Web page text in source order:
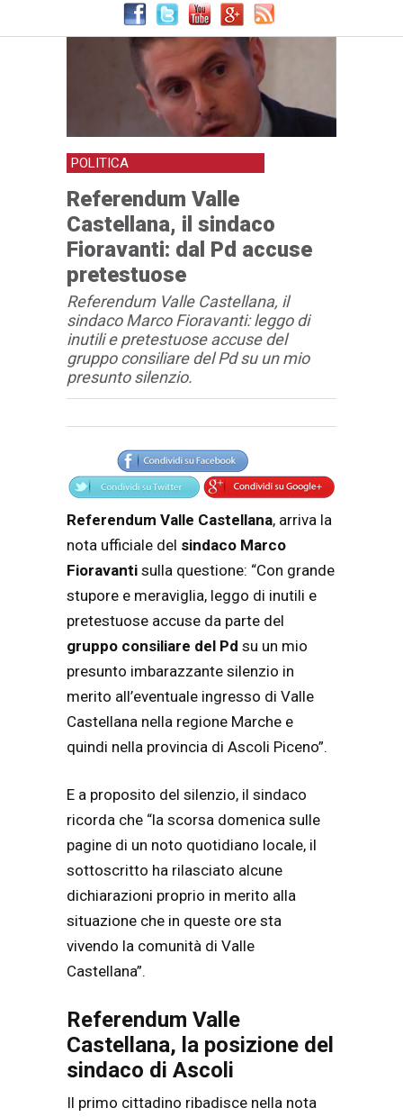
POLITICA
Referendum Valle
Castellana, il sindaco
Fioravanti: dal Pd accuse
pretestuose
Referendum Valle Castellana, il
sindaco Marco Fioravanti: leggo di
inutili e pretestuose accuse del
gruppo consiliare del Pd su un mio
presunto silenzio.
Articolo
Testo articolo principale
Referendum Valle Castellana, arriva la
nota ufficiale del sindaco Marco
Fioravanti sulla questione: “Con grande
stupore e meraviglia, leggo di inutili e
pretestuose accuse da parte del
gruppo consiliare del Pd su un mio
presunto imbarazzante silenzio in
merito all’eventuale ingresso di Valle
Castellana nella regione Marche e
quindi nella provincia di Ascoli Piceno”.
E a proposito del silenzio, il sindaco
ricorda che “la scorsa domenica sulle
pagine di un noto quotidiano locale, il
sottoscritto ha rilasciato alcune
dichiarazioni proprio in merito alla
situazione che in queste ore sta
vivendo la comunità di Valle
Castellana”.
Referendum Valle
Castellana, la posizione del
sindaco di Ascoli
Il primo cittadino ribadisce nella nota